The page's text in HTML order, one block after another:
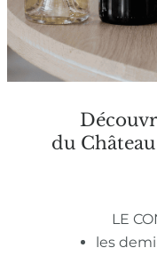
du
LE
les